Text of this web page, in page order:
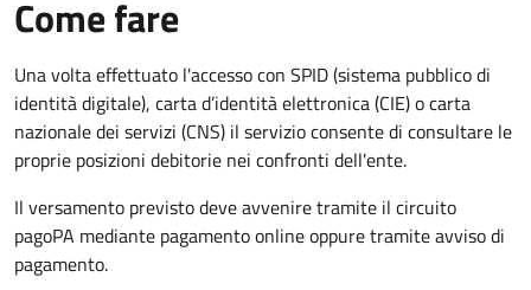
Come fare
Una volta effettuato l'accesso con SPID (sistema pubblico di
identità digitale), carta d’identità elettronica (CIE) o carta
nazionale dei servizi (CNS) il servizio consente di consultare le
proprie posizioni debitorie nei confronti dell'ente.
Il versamento previsto deve avvenire tramite il circuito
pagoPA mediante pagamento online oppure tramite avviso di
pagamento.